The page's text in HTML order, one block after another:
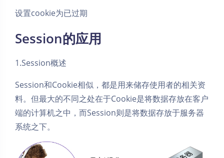
设置cookie为已过期
Session的应用
1.Session概述
Session和Cookie相似，都是用来储存使用者的相关资
料。但最大的不同之处在于Cookie是将数据存放在客户
端的计算机之中，而Session则是将数据存放于服务器
系统之下。